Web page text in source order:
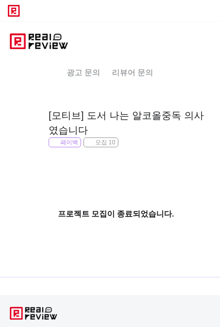
광고 문의 리뷰어 문의
[모티브] 도서 나는 알코올중독 의사
였습니다
페이백 모집 10
프로젝트 모집이 종료되었습니다.